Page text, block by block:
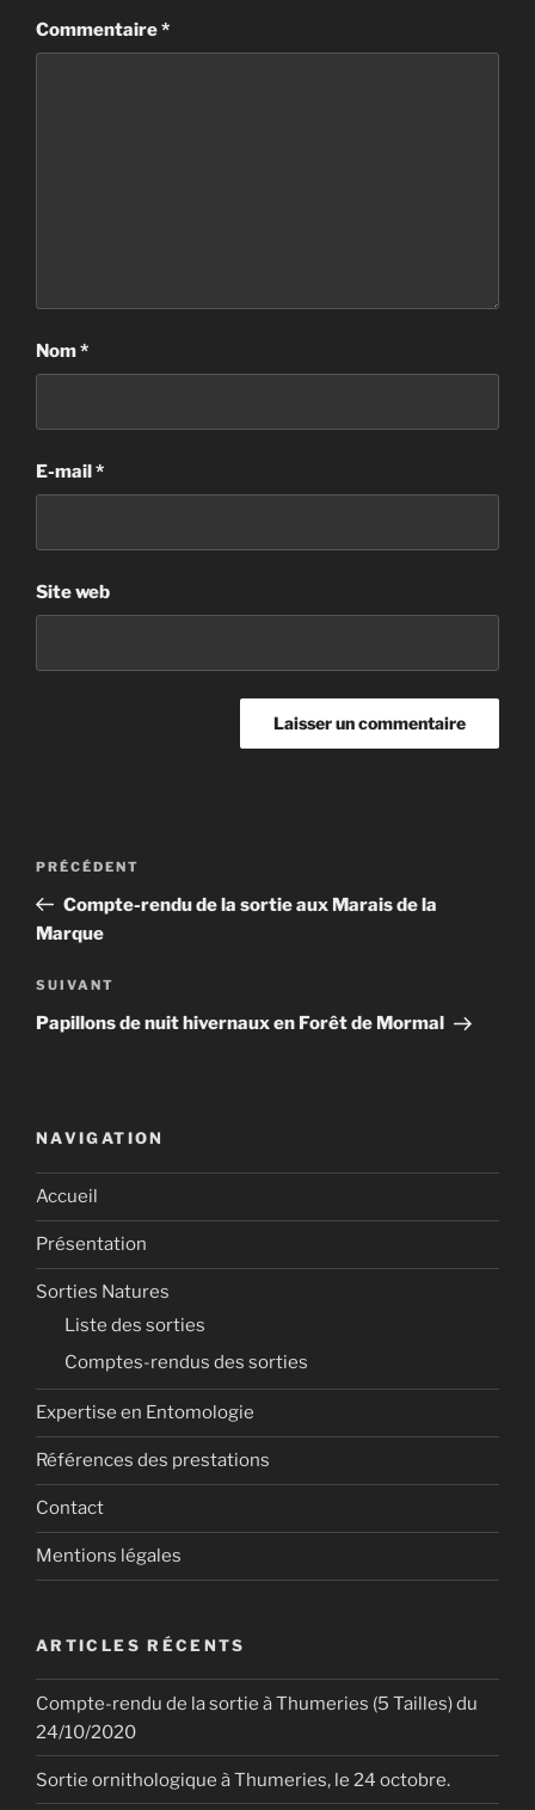
Commentaire*
Nom*
E-mail*
Site web
Navigation
l’article
Article
précédent
PRÉCÉDENT
Compte-rendu de la sortie aux Marais de la
Marque
Article
suivant
SUIVANT
Papillons de nuit hivernaux en Forêt de Mormal
NAVIGATION
Accueil
Présentation
Sorties Natures
Liste des sorties
Comptes-rendus des sorties
Expertise en Entomologie
Références des prestations
Contact
Mentions légales
ARTICLES RÉCENTS
Compte-rendu de la sortie à Thumeries (5 Tailles) du
24/10/2020
Sortie ornithologique à Thumeries, le 24 octobre.